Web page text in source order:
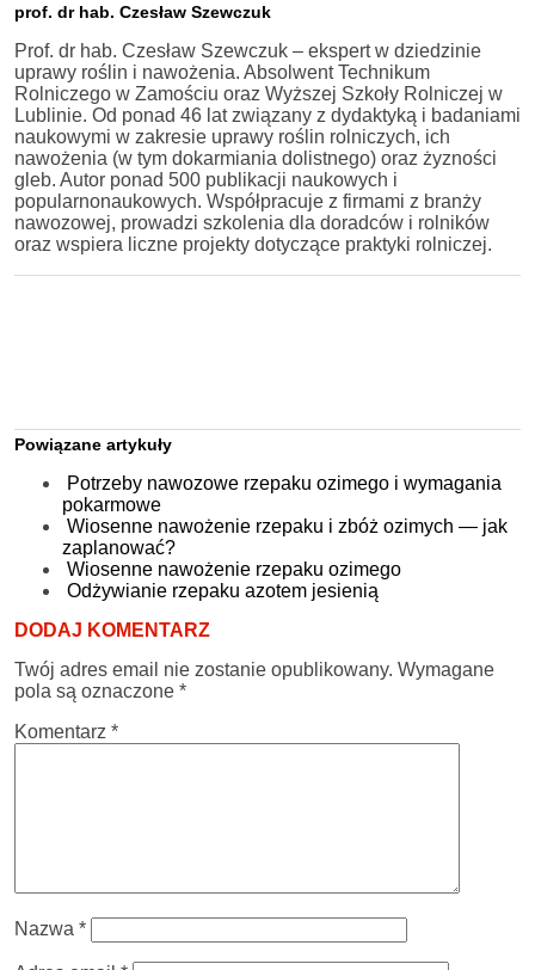
prof. dr hab. Czesław Szewczuk
Prof. dr hab. Czesław Szewczuk – ekspert w dziedzinie
uprawy roślin i nawożenia. Absolwent Technikum
Rolniczego w Zamościu oraz Wyższej Szkoły Rolniczej w
Lublinie. Od ponad 46 lat związany z dydaktyką i badaniami
naukowymi w zakresie uprawy roślin rolniczych, ich
nawożenia (w tym dokarmiania dolistnego) oraz żyzności
gleb. Autor ponad 500 publikacji naukowych i
popularnonaukowych. Współpracuje z firmami z branży
nawozowej, prowadzi szkolenia dla doradców i rolników
oraz wspiera liczne projekty dotyczące praktyki rolniczej.
Powiązane artykuły
Potrzeby nawozowe rzepaku ozimego i wymagania
pokarmowe
Wiosenne nawożenie rzepaku i zbóż ozimych — jak
zaplanować?
Wiosenne nawożenie rzepaku ozimego
Odżywianie rzepaku azotem jesienią
DODAJ KOMENTARZ
Twój adres email nie zostanie opublikowany. Wymagane
pola są oznaczone *
Komentarz *
Nazwa *